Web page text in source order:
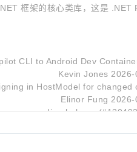
框架的核心类库，这是 .NET
CLI to Android Dev
Kevin Jones
in HostModel for changed
Elinor Fung
suspending helpers